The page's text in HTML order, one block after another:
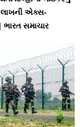
એક્સ-
ભારત સમાચાર